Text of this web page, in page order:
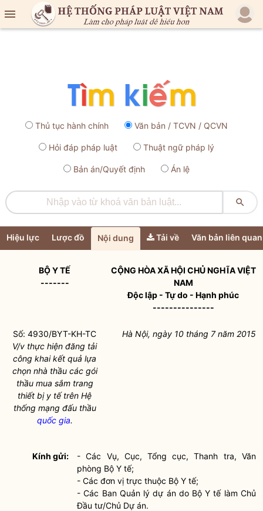

Thủ tục hành chính Văn bản / TCVN / QCVN
Hỏi đáp pháp luật Thuật ngữ pháp lý
Bản án/Quyết định Án lệ

Hiệu lực Lược đồ Nội dung Tải về Văn bản liên quan
BỘ Y TẾ
-------
CỘNG HÒA XÃ HỘI CHỦ NGHĨA VIỆT
NAM
Độc lập - Tự do - Hạnh phúc
---------------
Số: 4930/BYT-KH-TC
V/v thực hiện đăng tải
công khai kết quả lựa
chọn nhà thầu các gói
thầu mua sắm trang
thiết bị y tế trên Hệ
thống mạng đấu thầu
quốc gia.
Hà Nội, ngày 10tháng 7năm 2015
Kính gửi:
- Các Vụ, Cục, Tổng cục, Thanh tra, Văn
phòng Bộ Y tế;
- Các đơn vị trực thuộc Bộ Y tế;
- Các Ban Quản lý dự án do Bộ Y tế làm Chủ
Đầu tư/Chủ Dự án.